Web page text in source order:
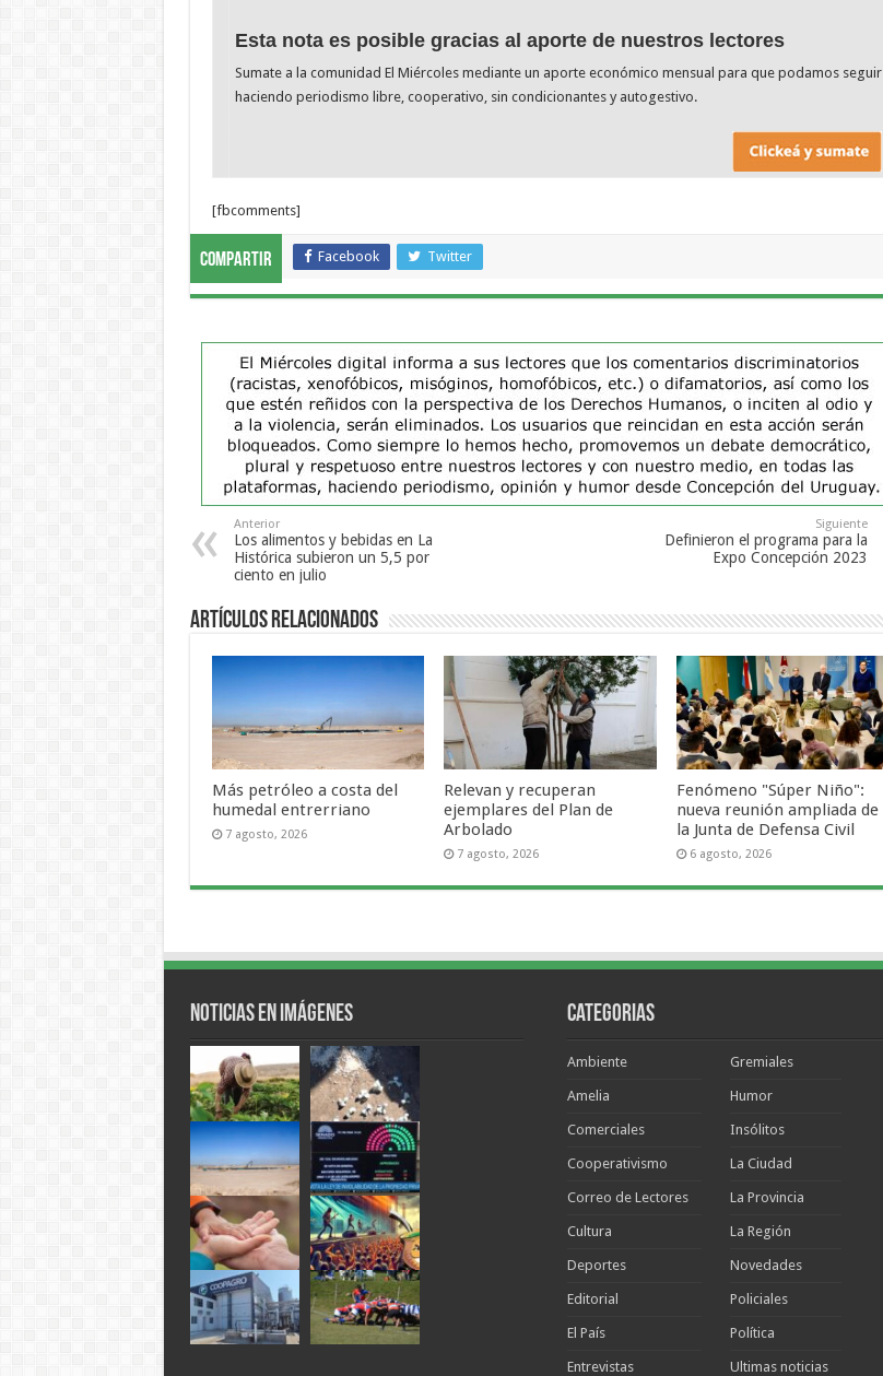
Esta nota es posible gracias al aporte de nuestros lectores
Sumate a la comunidad El Miércoles mediante un aporte económico mensual para que podamos seguir
haciendo periodismo libre, cooperativo, sin condicionantes y autogestivo.
[fbcomments]
Compartir Facebook Twitter
Anterior
Los alimentos y bebidas en La
Histórica subieron un 5,5 por
ciento en julio
Siguiente
Definieron el programa para la
Expo Concepción 2023
Artículos Relacionados
Más petróleo a costa del
humedal entrerriano
7 agosto, 2026
Relevan y recuperan
ejemplares del Plan de
Arbolado
7 agosto, 2026
Fenómeno "Súper Niño":
nueva reunión ampliada de
la Junta de Defensa Civil
6 agosto, 2026
Noticias en Imágenes Categorias
Ambiente
Amelia
Comerciales
Cooperativismo
Correo de Lectores
Cultura
Deportes
Editorial
El País
Entrevistas
Gremiales
Humor
Insólitos
La Ciudad
La Provincia
La Región
Novedades
Policiales
Política
Ultimas noticias